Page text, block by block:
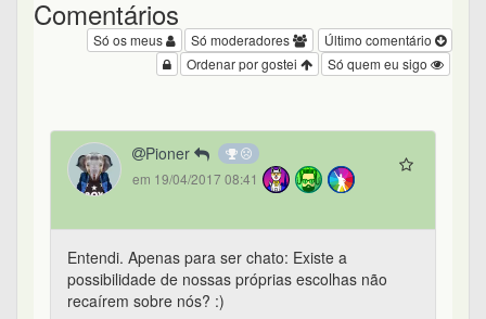
Comentários
Último comentário
Só moderadores
Só os meus
Só quem eu sigo
Ordenar por gostei
Pioner
em 19/04/2017 08:41
Entendi. Apenas para ser chato: Existe a
possibilidade de nossas próprias escolhas não
recaírem sobre nós? :)